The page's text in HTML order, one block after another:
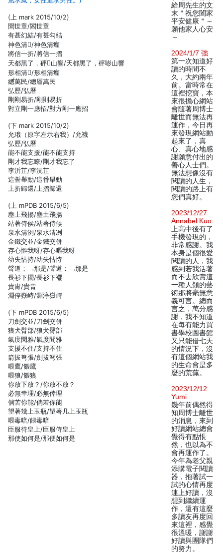
(上 mark 2015/10/2)
聞世章/閻世章
有甚幻結/有甚勾結
神色清/神色清癯
將信一折/將信一摺
天都黑了，砰山響/天都黑了，砰嘭山響
形相清/形相清癯
總萬民/總厪萬民
弘歷/弘曆
剛剛易折/剛則易折
對立剛一應招/對方剛一應招
(下 mark 2015/10/2)
允珴（原字左示右我）/允䄉
弘歷/弘曆
能不能支援/能不能支持
剛才我忘瞭/剛才我忘了
李沂芷/李沅芷
這誓舉動/這番舉動
上折歸還/上摺歸還
(上 mPDB 2015/6/5)
塵上飛揚/塵土飛揚
站著侍侯/站著侍候
泉水清洌/泉水清冽
金鐵交並/金鐵交併
存心慪我呀/存心嘔我呀
幼失怙持/幼失怙恃
聲道；﹁那是/聲道：﹁那是
長衫下擺/長衫下襬
貴冑/貴胄
淵停嶽峙/淵渟嶽峙
(下 mPDB 2015/6/5)
刀劍交並/刀劍交併
狼犬臂部/狼犬臀部
氣度閑雅/氣度閒雅
支援不住/支持不住
箭拔弩張/劍拔弩張
喂鷹/餵鷹
喂狼/餵狼
你放下放？/你放不放？
必無幸理/必無倖理
倘苦你能/倘若你能
望著幾上玉瓶/望著几上玉瓶
喂毒暗/餵毒暗
臣服待皇上/臣服侍皇上
那使如何是/那便如何是
給周先生的文
末＂祝您闔家
平安健康＂～
願他家人心安
～
2024/1/7 強
第一次知道好
讀的時間不
久，大約兩年
前。當時常在
這裡挖寶，本
來很擔心網站
會隨著周博士
離世而無法再
運作，今日再
來發現網站動
起來了，真
心、真心地感
謝願意付出的
善心人士們。
無法想像沒有
閱讀的人生，
閱讀的路上有
您們真好。
2023/12/27
Annabel Kuo
上高中後有了
手機發現的，
非常感謝。我
本身是個很愛
閱讀的人，我
感到若我活著
而不去欣賞這
一種人類的藝
術那將毫無意
義可言。總而
言之，萬分感
謝，我不知道
在每有能力買
書學校圖書館
又只能借七天
的情況下，沒
有這個網站我
的生命會是多
麼的荒蕪。
2023/12/12
Yumi
幾年前偶然得
知周博士離世
的消息，來到
好讀網站總會
覺得有點悵
然，也以為不
會再運作了。
今年為老父親
添購電子閱讀
器，抱著試一
試的心情再度
連上好讀，沒
想到繼續運
作，還有這麼
多讀友再度回
來這裡，感覺
很溫暖，謝謝
好讀與團隊們
的努力。